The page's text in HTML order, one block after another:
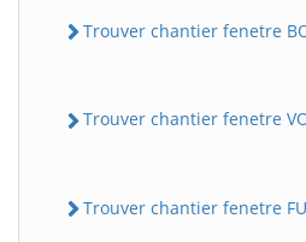
Trouver chantier fenetre
Trouver chantier fenetre
Trouver chantier fenetre